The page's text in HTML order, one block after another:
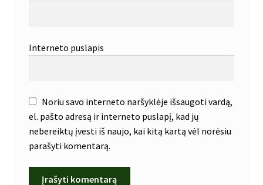
Interneto puslapis
Noriu savo interneto naršyklėje išsaugoti vardą,
el. pašto adresą ir interneto puslapį, kad jų
nebereiktų įvesti iš naujo, kai kitą kartą vėl norėsiu
parašyti komentarą.